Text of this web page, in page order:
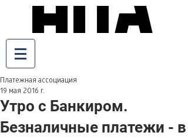
Утро с Банкиром.
Безналичные платежи - в
Платежная ассоциация
19 мая 2016 г.